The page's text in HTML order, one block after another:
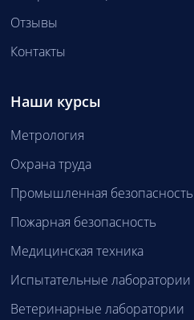
Отзывы
Контакты
Наши курсы
Метрология
Охрана труда
Промышленная безопасность
Пожарная безопасность
Медицинская техника
Испытательные лаборатории
Ветеринарные лаборатории